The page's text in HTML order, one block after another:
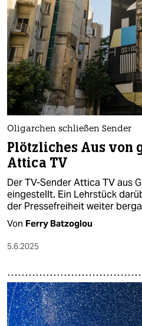
Oligarchen schließen Sender
Plötzliches Aus von
Attica TV
Der TV-Sender Attica TV aus
eingestellt. Ein Lehrstück
der Pressefreiheit weiter
Von Ferry Batzoglou
5.6.2025